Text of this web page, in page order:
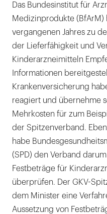
Das Bundesinstitut für
Medizinprodukte (BfArM)
vergangenen Jahres zu
der Lieferfähigkeit und
Kinderarzneimitteln
Informationen
Krankenversicherung
reagiert und übernehme
Mehrkosten für zum
der Spitzenverband.
habe
(SPD) den Verband
Festbeträge für
überprüfen. Der GKV-
dem Minister eine
Aussetzung von